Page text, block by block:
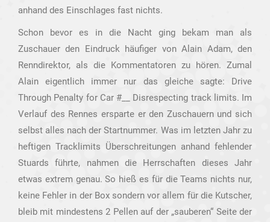
anhand des Einschlages fast nichts.
Schon bevor es in die Nacht ging bekam man als
Zuschauer den Eindruck häufiger von Alain Adam, den
Renndirektor, als die Kommentatoren zu hören. Zumal
Alain eigentlich immer nur das gleiche sagte: Drive
Through Penalty for Car #__ Disrespecting track limits. Im
Verlauf des Rennes ersparte er den Zuschauern und sich
selbst alles nach der Startnummer. Was im letzten Jahr zu
heftigen Tracklimits Überschreitungen anhand fehlender
Stuards führte, nahmen die Herrschaften dieses Jahr
etwas extrem genau. So hieß es für die Teams nichts nur,
keine Fehler in der Box sondern vor allem für die Kutscher,
bleib mit mindestens 2 Pellen auf der „sauberen“ Seite der